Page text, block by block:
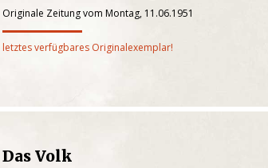
Originale Zeitung vom Montag, 11.06.1951
letztes verfügbares Originalexemplar!
Das Volk